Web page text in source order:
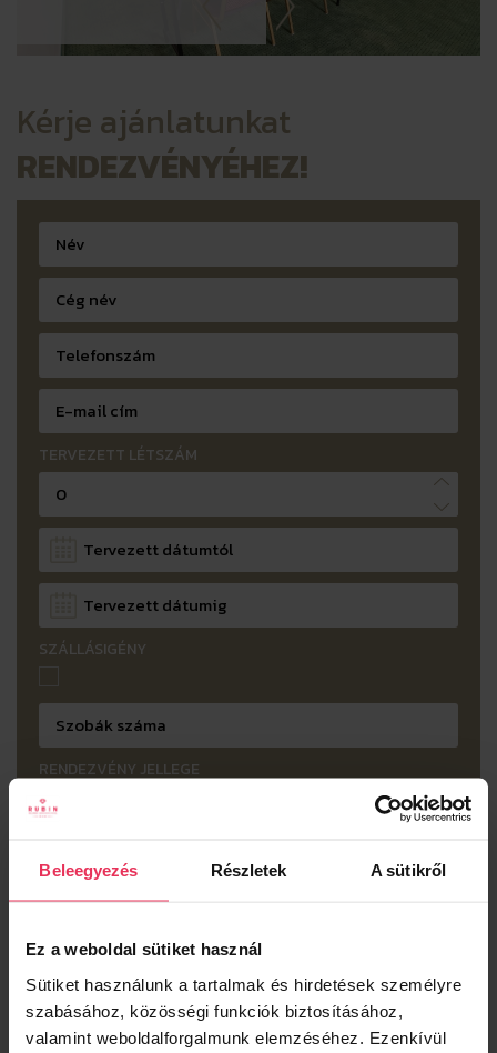
Beleegyezés Részletek A sütikről
Ez a weboldal sütiket használ
Sütiket használunk a tartalmak és hirdetések személyre
szabásához, közösségi funkciók biztosításához,
valamint weboldalforgalmunk elemzéséhez. Ezenkívül
Kérje ajánlatunkat
RENDEZVÉNYÉHEZ!
TERVEZETT LÉTSZÁM
SZÁLLÁSIGÉNY
RENDEZVÉNY JELLEGE
Konferencia
CATERING IGÉNY
Kérem, válasszon!
Kérjük, részletezze a rendezvénnyel kapcsolatos
további kívánságait, igényeit (pl. terem berendezése,
dekoráció, technikai eszközök stb.):